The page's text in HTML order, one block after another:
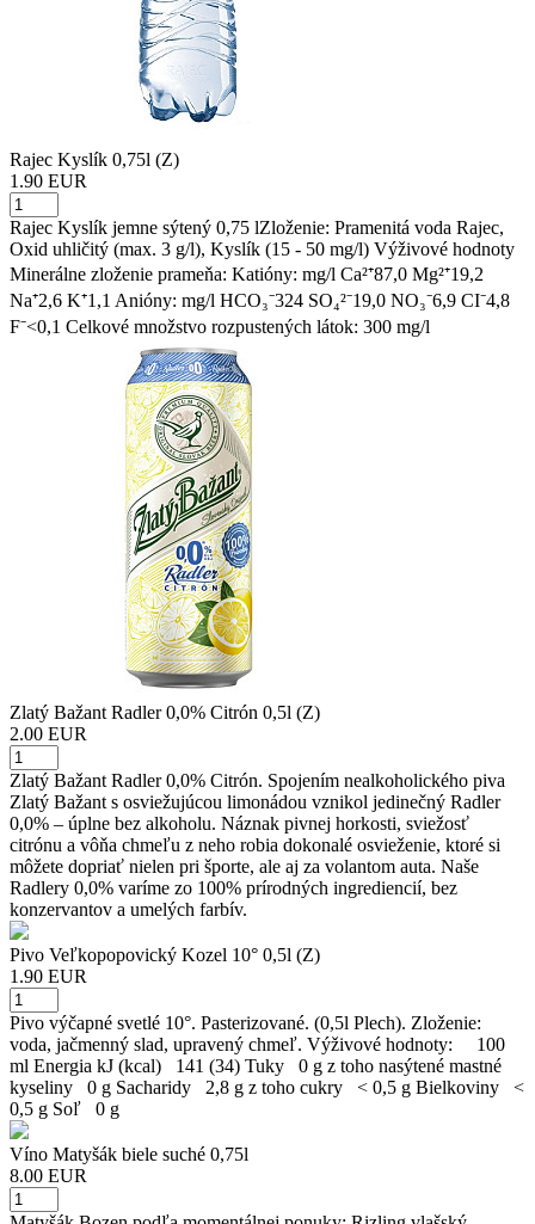
Rajec Kyslík 0,75l (Z)
1.90 EUR
Rajec Kyslík jemne sýtený 0,75 lZloženie: Pramenitá voda Rajec,
Oxid uhličitý (max. 3 g/l), Kyslík (15 - 50 mg/l) Výživové hodnoty
Minerálne zloženie prameňa: Katióny: mg/l Ca²⁺87,0 Mg²⁺19,2
Na⁺2,6 K⁺1,1 Anióny: mg/l HCO₃⁻324 SO₄²⁻19,0 NO₃⁻6,9 CI⁻4,8
F⁻<0,1 Celkové množstvo rozpustených látok: 300 mg/l
Zlatý Bažant Radler 0,0% Citrón 0,5l (Z)
2.00 EUR
Zlatý Bažant Radler 0,0% Citrón. Spojením nealkoholického piva
Zlatý Bažant s osviežujúcou limonádou vznikol jedinečný Radler
0,0% – úplne bez alkoholu. Náznak pivnej horkosti, sviežosť
citrónu a vôňa chmeľu z neho robia dokonalé osvieženie, ktoré si
môžete dopriať nielen pri športe, ale aj za volantom auta. Naše
Radlery 0,0% varíme zo 100% prírodných ingrediencií, bez
konzervantov a umelých farbív.
Pivo Veľkopopovický Kozel 10° 0,5l (Z)
1.90 EUR
Pivo výčapné svetlé 10°. Pasterizované. (0,5l Plech). Zloženie:
voda, jačmenný slad, upravený chmeľ. Výživové hodnoty: 100
ml Energia kJ (kcal) 141 (34) Tuky 0 g z toho nasýtené mastné
kyseliny 0 g Sacharidy 2,8 g z toho cukry < 0,5 g Bielkoviny <
0,5 g Soľ 0 g
Víno Matyšák biele suché 0,75l
8.00 EUR